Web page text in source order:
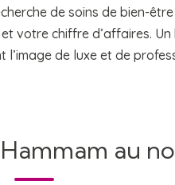
de soins de bien-
votre chiffre d’affaires. Un
de luxe et de
au